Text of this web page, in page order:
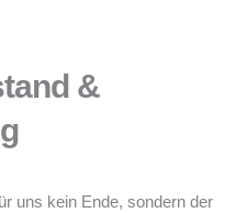
&
uns kein Ende, sondern der